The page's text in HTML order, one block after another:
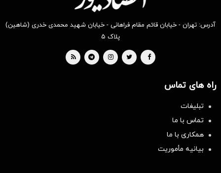
آدرس: تهران - خیابان قائم مقام فراهانی - خیابان شهید محمدی خدری (شاهین)
پلاک ۵
راه های تماس
تبلیغات
تماس با ما
همکاری با ما
بیانیه مأموریت